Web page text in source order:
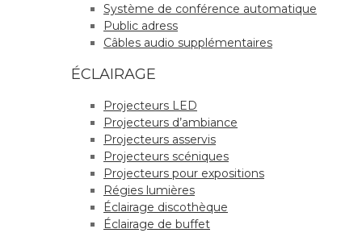
Système de conférence automatique
Public adress
Câbles audio supplémentaires
ÉCLAIRAGE
Projecteurs LED
Projecteurs d’ambiance
Projecteurs asservis
Projecteurs scéniques
Projecteurs pour expositions
Régies lumières
Éclairage discothèque
Éclairage de buffet